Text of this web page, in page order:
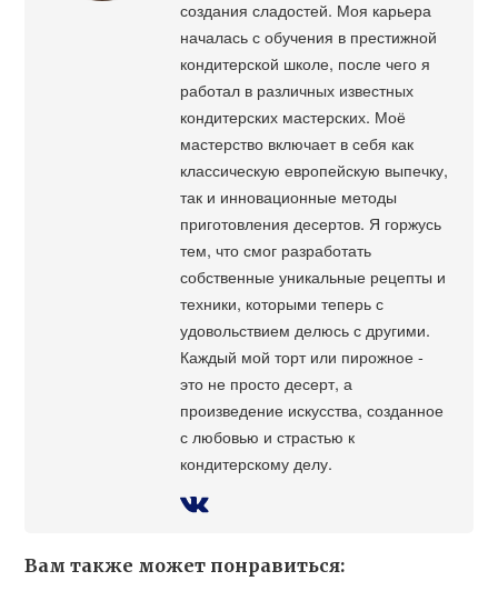
создания сладостей. Моя карьера
началась с обучения в престижной
кондитерской школе, после чего я
работал в различных известных
кондитерских мастерских. Моё
мастерство включает в себя как
классическую европейскую выпечку,
так и инновационные методы
приготовления десертов. Я горжусь
тем, что смог разработать
собственные уникальные рецепты и
техники, которыми теперь с
удовольствием делюсь с другими.
Каждый мой торт или пирожное -
это не просто десерт, а
произведение искусства, созданное
с любовью и страстью к
кондитерскому делу.
Вам также может понравиться: